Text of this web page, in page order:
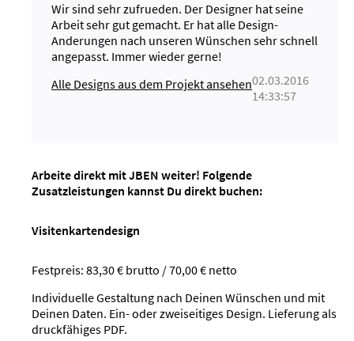
Wir sind sehr zufrueden. Der Designer hat seine
Arbeit sehr gut gemacht. Er hat alle Design-
Anderungen nach unseren Wünschen sehr schnell
angepasst. Immer wieder gerne!
Alle Designs aus dem Projekt ansehen02.03.2016
14:33:57
Arbeite direkt mit JBEN weiter! Folgende
Zusatzleistungen kannst Du direkt buchen:
Visitenkartendesign
Festpreis: 83,30 € brutto / 70,00 € netto
Individuelle Gestaltung nach Deinen Wünschen und mit
Deinen Daten. Ein- oder zweiseitiges Design. Lieferung als
druckfähiges PDF.